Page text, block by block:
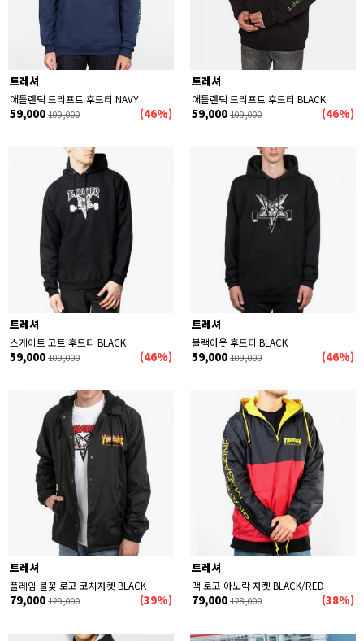
트레셔
애틀랜틱 드리프트 후드티 NAVY
59,000 109,000 (46%)
트레셔
애틀랜틱 드리프트 후드티 BLACK
59,000 109,000 (46%)
트레셔
스케이트 고트 후드티 BLACK
59,000 109,000 (46%)
트레셔
블랙아웃 후드티 BLACK
59,000 109,000 (46%)
트레셔
플레임 불꽃 로고 코치자켓 BLACK
79,000 129,000 (39%)
트레셔
맥 로고 아노락 자켓 BLACK/RED
79,000 128,000 (38%)